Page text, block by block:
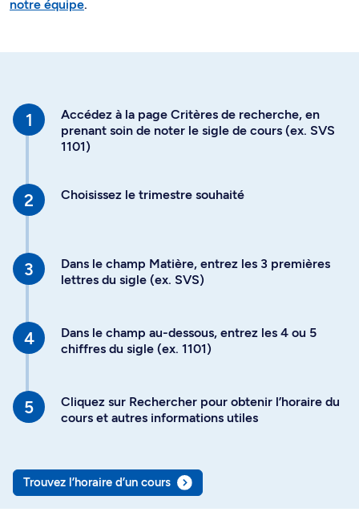
notre équipe.
Accédez à la page Critères de recherche, en
prenant soin de noter le sigle de cours (ex. SVS
1101)
Choisissez le trimestre souhaité
Dans le champ Matière, entrez les 3 premières
lettres du sigle (ex. SVS)
Dans le champ au-dessous, entrez les 4 ou 5
chiffres du sigle (ex. 1101)
Cliquez sur Rechercher pour obtenir l’horaire du
cours et autres informations utiles
Trouvez l’horaire d’un cours